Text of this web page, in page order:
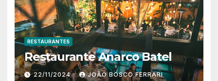
RESTAURANTES
Restaurante Anarco Batel
22/11/2024 JOÃO BOSCO FERRARI